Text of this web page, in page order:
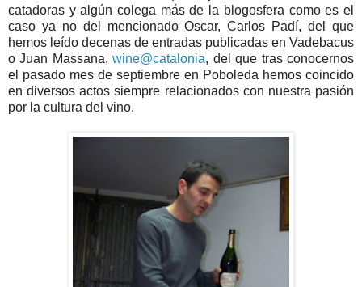
catadoras y algún colega más de la blogosfera como es el
caso ya no del mencionado Oscar, Carlos Padí, del que
hemos leído decenas de entradas publicadas en Vadebacus
o Juan Massana,wine@catalonia, del que tras conocernos
el pasado mes de septiembre en Poboleda hemos coincido
en diversos actos siempre relacionados con nuestra pasión
por la cultura del vino.